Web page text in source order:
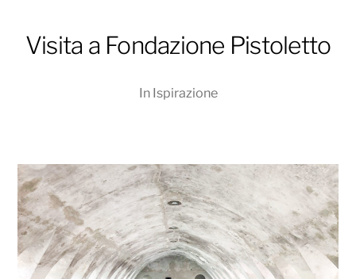
Visita a Fondazione Pistoletto
In Ispirazione